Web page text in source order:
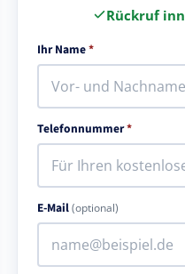
Rückruf
Ihr Name*
Telefonnummer*
E-Mail(optional)